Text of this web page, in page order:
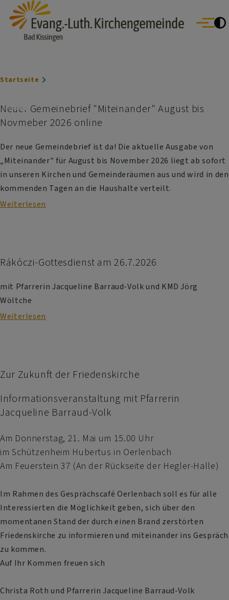
Direkt zum Inhalt
Evang.- Luth. Kirchengemeinde Bad Kissingen
Bad Bocklet | Bad Kissingen | Burkardroth | Euerdorf |
Oberthulba | Oerlenbach
Menü
Breadcrumb
Startseite
Neuer Gemeinebrief "Miteinander" August bis
Novmeber 2026 online
Der neue Gemeindebrief ist da! Die aktuelle Ausgabe von
„Miteinander" für August bis November 2026 liegt ab sofort
in unseren Kirchen und Gemeinderäumen aus und wird in den
kommenden Tagen an die Haushalte verteilt.
Weiterlesen
August
Novmeber
Rákóczi-Gottesdienst am 26.7.2026
mit Pfarrerin Jacqueline Barraud-Volk und KMD Jörg
Wöltche
Weiterlesen
26.7.2026
Zur Zukunft der Friedenskirche
Informationsveranstaltung mit Pfarrerin
Jacqueline Barraud-Volk
Am Donnerstag, 21. Mai um 15.00 Uhr
im Schützenheim Hubertus in Oerlenbach
Am Feuerstein 37 (An der Rückseite der Hegler-Halle)
Im Rahmen des Gesprächscafé Oerlenbach soll es für alle
Interessierten die Möglichkeit geben, sich über den
momentanen Stand der durch einen Brand zerstörten
Friedenskirche zu informieren und miteinander ins Gespräch
zu kommen.
Auf Ihr Kommen freuen sich
Christa Roth und Pfarrerin Jacqueline Barraud-Volk